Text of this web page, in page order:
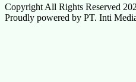
Copyright All Rights Reserved
Proudly powered by PT. Inti